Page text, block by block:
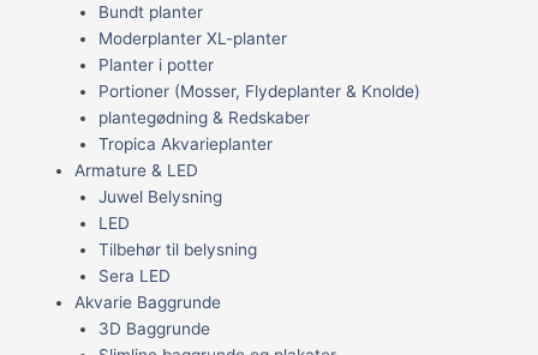
Bundt planter
Moderplanter XL-planter
Planter i potter
Portioner (Mosser, Flydeplanter & Knolde)
plantegødning & Redskaber
Tropica Akvarieplanter
Armature & LED
Juwel Belysning
LED
Tilbehør til belysning
Sera LED
Akvarie Baggrunde
3D Baggrunde